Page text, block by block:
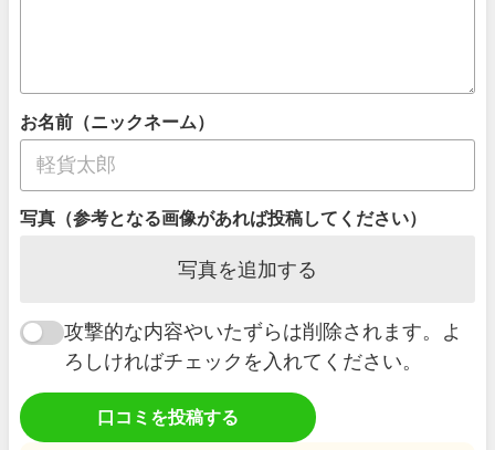
お名前（ニックネーム）
写真（参考となる画像があれば投稿してください）
写真を追加する
攻撃的な内容やいたずらは削除されます。よ
ろしければチェックを入れてください。
口コミを投稿する